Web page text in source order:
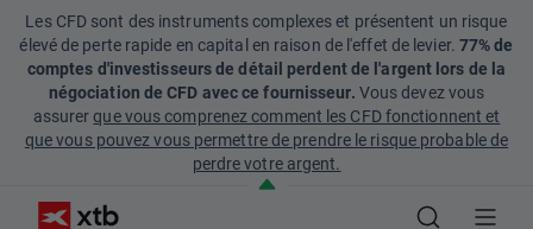
Les CFD sont des instruments complexes et présentent un risque
élevé de perte rapide en capital en raison de l'effet de levier. 77% de
comptes d'investisseurs de détail perdent de l'argent lors de la
négociation de CFD avec ce fournisseur. Vous devez vous
assurerque vous comprenez comment les CFD fonctionnent et
que vous pouvez vous permettre de prendre le risque probable de
perdre votre argent.